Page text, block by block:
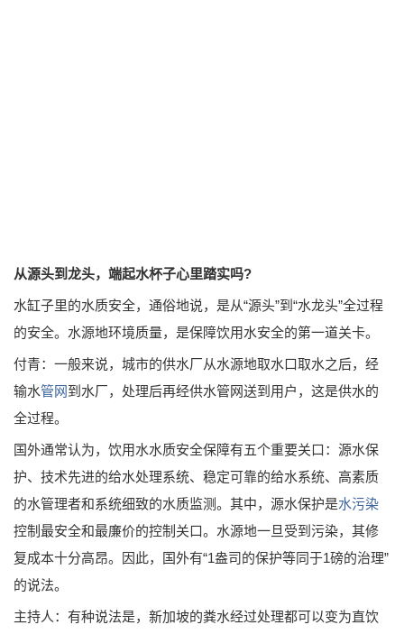
从源头到龙头，端起水杯子心里踏实吗?
水缸子里的水质安全，通俗地说，是从“源头”到“水龙头”全过程
的安全。水源地环境质量，是保障饮用水安全的第一道关卡。
付青：一般来说，城市的供水厂从水源地取水口取水之后，经
输水管网到水厂，处理后再经供水管网送到用户，这是供水的
全过程。
国外通常认为，饮用水水质安全保障有五个重要关口：源水保
护、技术先进的给水处理系统、稳定可靠的给水系统、高素质
的水管理者和系统细致的水质监测。其中，源水保护是水污染
控制最安全和最廉价的控制关口。水源地一旦受到污染，其修
复成本十分高昂。因此，国外有“1盎司的保护等同于1磅的治理”
的说法。
主持人：有种说法是，新加坡的粪水经过处理都可以变为直饮